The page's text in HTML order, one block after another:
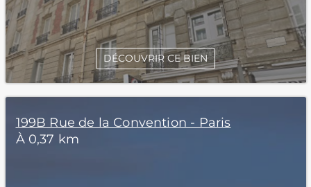
DÉCOUVRIR CE BIEN
199B Rue de la Convention - Paris
À 0,37 km